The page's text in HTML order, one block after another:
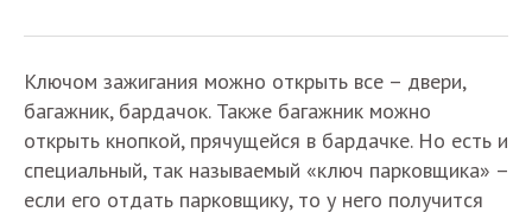
Ключом зажигания можно открыть все – двери,
багажник, бардачок. Также багажник можно
открыть кнопкой, прячущейся в бардачке. Но есть и
специальный, так называемый «ключ парковщика» –
если его отдать парковщику, то у него получится